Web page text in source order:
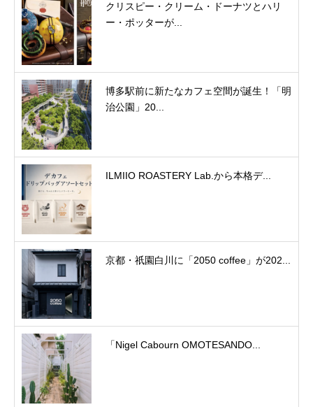
クリスピー・クリーム・ドーナツとハリ
ー・ポッターが...
博多駅前に新たなカフェ空間が誕生！「明
治公園」20...
ILMIIO ROASTERY Lab.から本格デ...
京都・祇園白川に「2050 coffee」が202...
「Nigel Cabourn OMOTESANDO...